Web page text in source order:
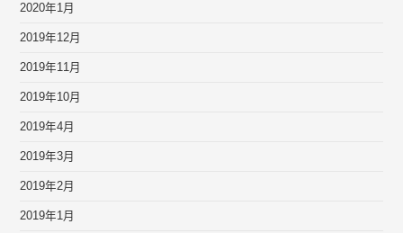
2020年1月
2019年12月
2019年11月
2019年10月
2019年4月
2019年3月
2019年2月
2019年1月